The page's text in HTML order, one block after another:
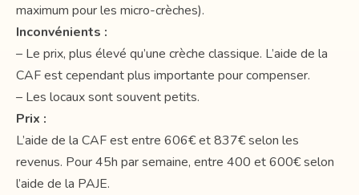
maximum pour les micro-crèches).
Inconvénients :
– Le prix, plus élevé qu’une crèche classique. L’aide de la
CAF est cependant plus importante pour compenser.
– Les locaux sont souvent petits.
Prix :
L’aide de la CAF est entre 606€ et 837€ selon les
revenus. Pour 45h par semaine, entre 400 et 600€ selon
l’aide de la PAJE.